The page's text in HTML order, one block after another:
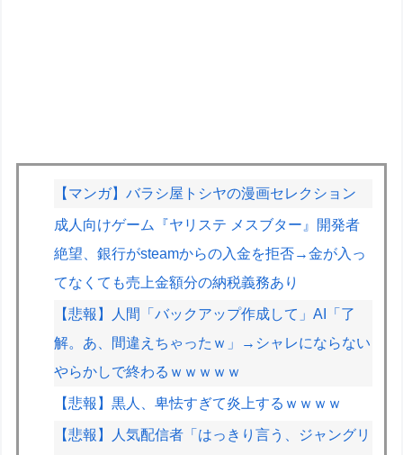
【マンガ】バラシ屋トシヤの漫画セレクション
成人向けゲーム『ヤリステ メスブター』開発者
絶望、銀行がsteamからの入金を拒否→金が入っ
てなくても売上金額分の納税義務あり
【悲報】人間「バックアップ作成して」AI「了
解。あ、間違えちゃったｗ」→シャレにならない
やらかしで終わるｗｗｗｗｗ
【悲報】黒人、卑怯すぎて炎上するｗｗｗｗ
【悲報】人気配信者「はっきり言う、ジャングリ